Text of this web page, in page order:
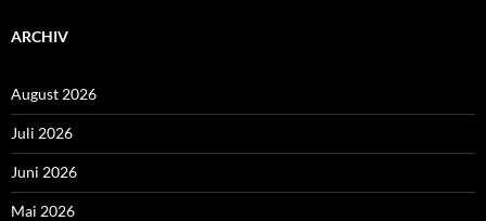
ARCHIV
August 2026
Juli 2026
Juni 2026
Mai 2026